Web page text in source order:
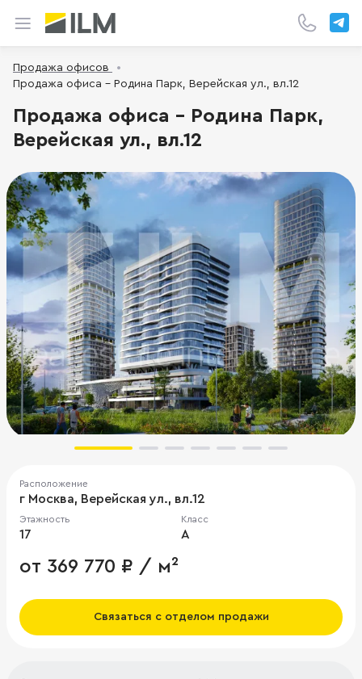
Продажа офисов
Продажа офиса - Родина Парк, Верейская ул., вл.12
Продажа офиса - Родина Парк,
Верейская ул., вл.12
Расположение
г Москва, Верейская ул., вл.12
Этажность
17
Класс
A
от 369 770 ₽ / м²
Связаться с отделом продажи